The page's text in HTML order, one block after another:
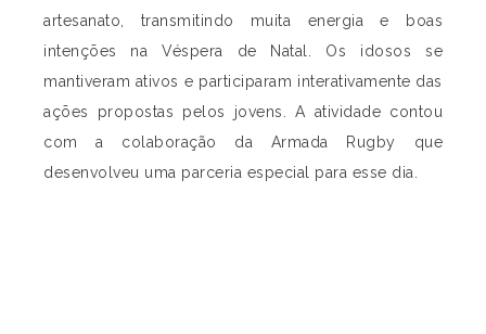
artesanato, transmitindo muita energia e boas
intenções na Véspera de Natal. Os idosos se
mantiveram ativos e participaram interativamente das
ações propostas pelos jovens. A atividade contou
com a colaboração da Armada Rugby que
desenvolveu uma parceria especial para esse dia.